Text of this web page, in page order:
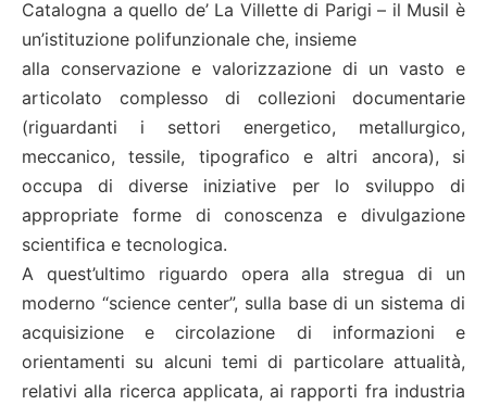
Catalogna a quello de’ La Villette di Parigi – il Musil è
un’istituzione polifunzionale che, insieme
alla conservazione e valorizzazione di un vasto e
articolato complesso di collezioni documentarie
(riguardanti i settori energetico, metallurgico,
meccanico, tessile, tipografico e altri ancora), si
occupa di diverse iniziative per lo sviluppo di
appropriate forme di conoscenza e divulgazione
scientifica e tecnologica.
A quest’ultimo riguardo opera alla stregua di un
moderno “science center”, sulla base di un sistema di
acquisizione e circolazione di informazioni e
orientamenti su alcuni temi di particolare attualità,
relativi alla ricerca applicata, ai rapporti fra industria